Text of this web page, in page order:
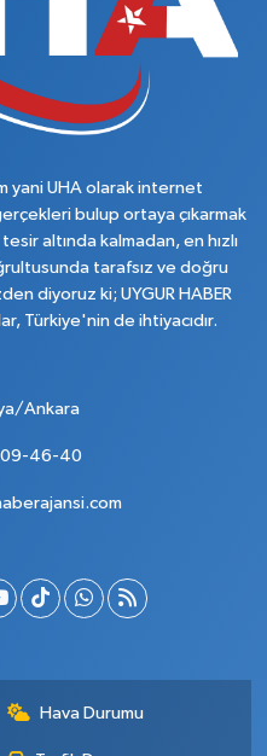
yani UHA olarak internet
bulup ortaya çıkarmak
altında kalmadan, en hızlı
tarafsız ve doğru
diyoruz ki; UYGUR HABER
Türkiye'nin de ihtiyacıdır.
Ankara
46-40
Hava Durumu